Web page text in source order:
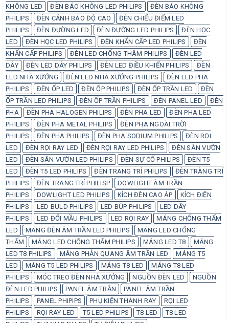
KHÔNG LED
ĐÈN BÁO KHÔNG LED PHILIPS
ĐÈN BÁO KHÔNG
PHILIPS
ĐÈN CẢNH BÁO ĐỘ CAO
ĐÈN CHIẾU ĐIỂM LED
PHILIPS
ĐÈN ĐƯỜNG LED ĐÈN ĐƯỜNG LED PHILIPS
ĐÈN HỌC
LED
ĐÈN HỌC LED PHILIPS ĐÈN KHẨN CẤP LED PHILIPS
ĐÈN
KHẨN CẤP PHILIPS
ĐÈN LED CHỐNG THÂM PHILIPS
ĐÈN LED
DÂY
ĐÈN LED DÂY PHILIPS ĐÈN LED ĐIỀU KHIỂN PHILIPS
ĐÈN
LED NHÀ XƯỞNG
ĐÈN LED NHÀ XƯỞNG PHILIPS
ĐÈN LED PHA
PHILIPS
ĐÈN ỐP LED ĐÈN ỐP PHILIPS ĐÈN ỐP TRẦN LED
ĐÈN
ỐP TRẦN LED PHILIPS
ĐÈN ỐP TRẦN PHILIPS ĐÈN PANEL LED
ĐÈN
PHA
ĐÈN PHA HALOGEN PHILIPS ĐÈN PHA LED
ĐÈN PHA LED
PHILIPS
ĐÈN PHA METAL PHILIPS
ĐÈN PHA NGOÀI TRỜI
PHILIPS
ĐÈN PHA PHILIPS ĐÈN PHA SODIUM PHILIPS
ĐÈN RỌI
LED
ĐÈN RỌI RAY LED ĐÈN RỌI RAY LED PHILIPS
ĐÈN SÂN VƯỜN
LED
ĐÈN SÂN VƯỜN LED PHILIPS ĐÈN SỰ CỐ PHILIPS
ĐÈN T5
LED
ĐÈN T5 LED PHILIPS ĐÈN TRANG TRÍ PHILIPS
ĐÈN TRÀNG TRÍ
PHILIPS
ĐÈN TRANG TRÍ PHILISP
DOWLIGHT ÂM TRẦN
PHILIPS
DOWLIGHT LED PHILIPS KÍCH ĐÈN CAO ÁP
KÍCH ĐIỆN
PHILIPS
LED BULD PHILIPS LED BÚP PHILIPS
LED DÂY
PHILIPS
LED ĐỔI MẦU PHILIPS LED RỌI RAY
MÁNG CHỐNG THẤM
LED
MÁNG ĐÈN ÂM TRẦN LED PHILIPS
MÁNG LED CHỐNG
THẤM
MÁNG LED CHỐNG THẤM PHILIPS MÁNG LED T8
MÁNG
LED T8 PHILIPS
MÁNG PHẢN QUANG ÂM TRẦN LED
MÁNG T5
LED
MÁNG T5 LED PHILIPS MÁNG T8 LED
MÁNG T8 LED
PHILIPS
MÓC TREO ĐÈN NHÀ XƯỞNG NGUỒN ĐÈN LED
NGUỒN
ĐÈN LED PHILIPS
PANEL ÂM TRẦN
PANEL ÂM TRẦN
PHILIPS
PANEL PHIPIPS PHỤ KIỆN THANH RAY
RỌI LED
PHILIPS
RỌI RAY LED T5 LED PHILIPS T8 LED
T8 LED